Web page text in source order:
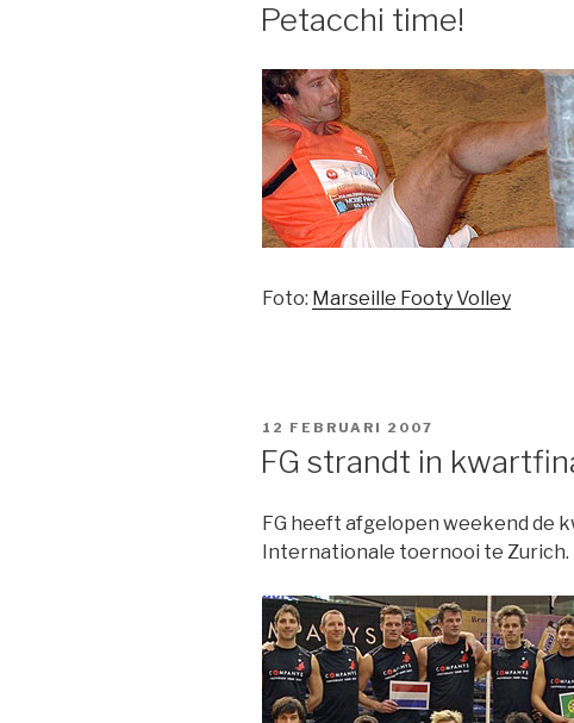
Petacchi time!
Foto: Marseille Footy Volley
GEPLAATST
12 FEBRUARI 2007
FG strandt in
FG heeft afgelopen weekend de
Internationale toernooi te Zurich.